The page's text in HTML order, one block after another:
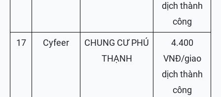
dịch thành
công
17 Cyfeer
CHUNG CƯ PHÚ
THẠNH
4.400
VNĐ/giao
dịch thành
công